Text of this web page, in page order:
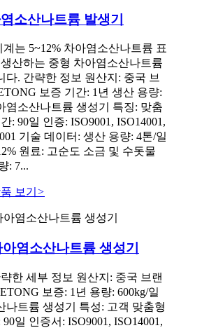
소산나트륨 발생기
계는 5~12% 차아염소산나트륨 표
산하는 중형 차아염소산나트륨
다. 간략한 정보 원산지: 중국 브
보증 기간: 1년 생산 용량:
염소산나트륨 생성기 특징: 맞춤
: 90일 인증: ISO9001, ISO14001,
기술 데이터: 생산 용량: 4톤/일
원료: 고순도 소금 및 수돗물
: 7...
보기 >
염소산나트륨 생성기
한 세부 정보 원산지: 중국 브랜
보증: 1년 용량: 600kg/일
나트륨 생성기 특성: 고객 맞춤형
일 인증서: ISO9001, ISO14001,